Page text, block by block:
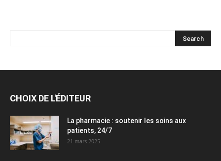
CHOIX DE L'ÉDITEUR
La pharmacie : soutenir les soins aux
patients, 24/7
21 mars 2025